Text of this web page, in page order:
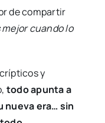
de compartir
cuando lo
y
todo apunta a
nueva era… sin